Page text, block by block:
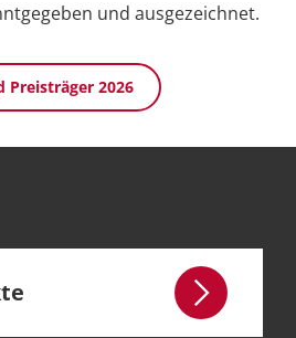
und ausgezeichnet.
Preisträger 2026